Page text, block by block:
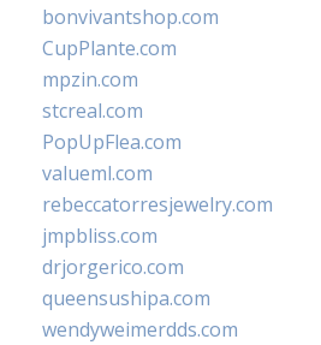
bonvivantshop.com
CupPlante.com
mpzin.com
stcreal.com
PopUpFlea.com
valueml.com
rebeccatorresjewelry.com
jmpbliss.com
drjorgerico.com
queensushipa.com
wendyweimerdds.com